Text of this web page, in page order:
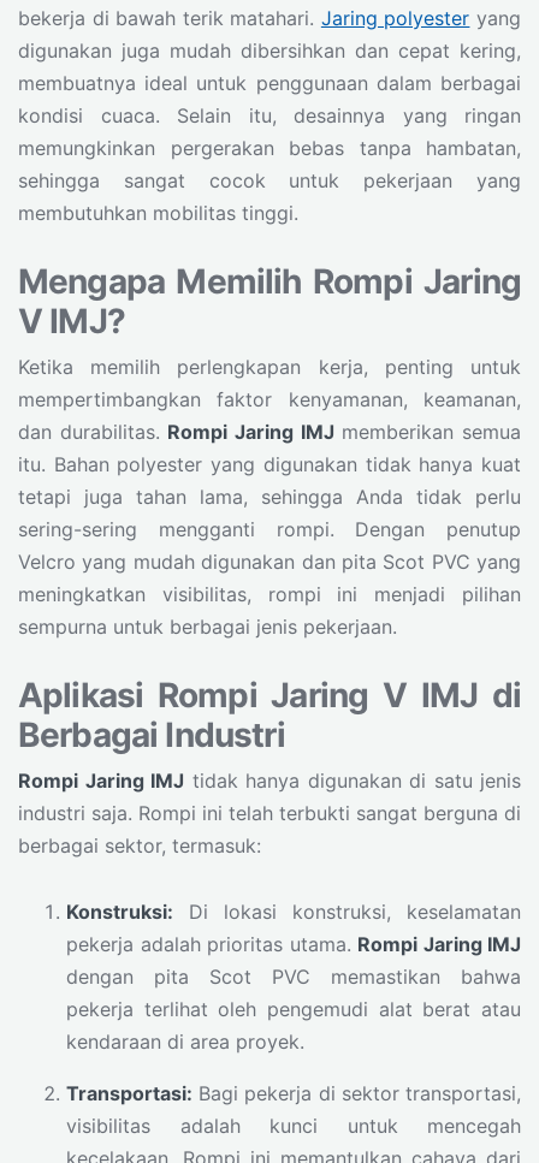
bekerja di bawah terik matahari. Jaring polyester yang
digunakan juga mudah dibersihkan dan cepat kering,
membuatnya ideal untuk penggunaan dalam berbagai
kondisi cuaca. Selain itu, desainnya yang ringan
memungkinkan pergerakan bebas tanpa hambatan,
sehingga sangat cocok untuk pekerjaan yang
membutuhkan mobilitas tinggi.
Mengapa Memilih Rompi Jaring
V IMJ?
Ketika memilih perlengkapan kerja, penting untuk
mempertimbangkan faktor kenyamanan, keamanan,
dan durabilitas. Rompi Jaring IMJ memberikan semua
itu. Bahan polyester yang digunakan tidak hanya kuat
tetapi juga tahan lama, sehingga Anda tidak perlu
sering-sering mengganti rompi. Dengan penutup
Velcro yang mudah digunakan dan pita Scot PVC yang
meningkatkan visibilitas, rompi ini menjadi pilihan
sempurna untuk berbagai jenis pekerjaan.
Aplikasi Rompi Jaring V IMJ di
Berbagai Industri
Rompi Jaring IMJ tidak hanya digunakan di satu jenis
industri saja. Rompi ini telah terbukti sangat berguna di
berbagai sektor, termasuk:
Konstruksi: Di lokasi konstruksi, keselamatan
pekerja adalah prioritas utama. Rompi Jaring IMJ
dengan pita Scot PVC memastikan bahwa
pekerja terlihat oleh pengemudi alat berat atau
kendaraan di area proyek.
Transportasi: Bagi pekerja di sektor transportasi,
visibilitas adalah kunci untuk mencegah
kecelakaan. Rompi ini memantulkan cahaya dari